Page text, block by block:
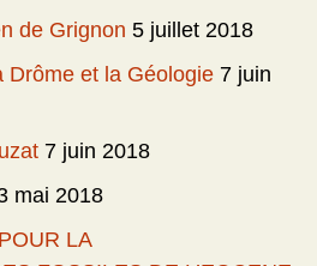
de Grignon 5 juillet 2018
Drôme et la Géologie 7 juin
7 juin 2018
mai 2018
LA